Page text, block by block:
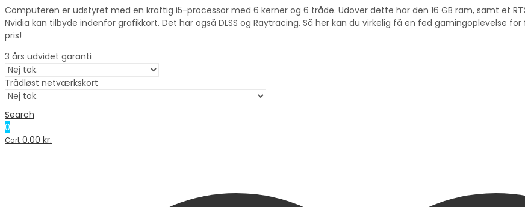
Search
0
Cart 0.00 kr.
Computeren er udstyret med en kraftig i5-processor med 6 kerner og 6 tråde. Udover dette har den 16 GB ram, samt et
Nvidia kan tilbyde indenfor grafikkort. Det har også DLSS og Raytracing. Så her kan du virkelig få en fed gamingoplevelse
pris!
3 års udvidet garanti
Trådløst netværkskort